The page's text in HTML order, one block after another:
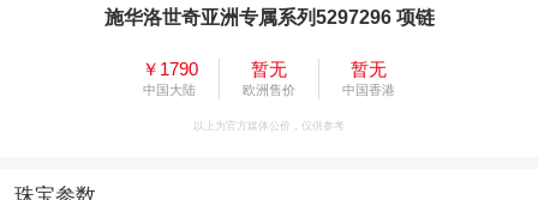
施华洛世奇亚洲专属系列5297296 项链
￥1790
中国大陆
暂无
欧洲售价
暂无
中国香港
以上为官方媒体公价，仅供参考
珠宝参数